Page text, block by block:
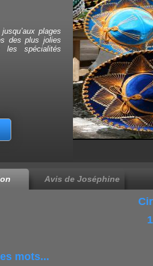
plages
des plus jolies
les spécialités
Avis de Joséphine
mots...